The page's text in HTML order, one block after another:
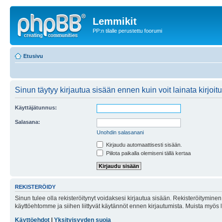
Lemmikit
PP:n tilalle perustettu foorumi
Etusivu
Sinun täytyy kirjautua sisään ennen kuin voit lainata
Käyttäjätunnus:
Salasana:
Unohdin salasanani
Kirjaudu automaattisesti sisään.
Piilota paikalla olemiseni tällä kertaa
REKISTERÖIDY
Sinun tulee olla rekisteröitynyt voidaksesi kirjautua sisään.
käyttöehtomme ja siihen liittyvät käytännöt ennen kirjautumista. Muista
Käyttöehdot
Yksityisyyden suoja